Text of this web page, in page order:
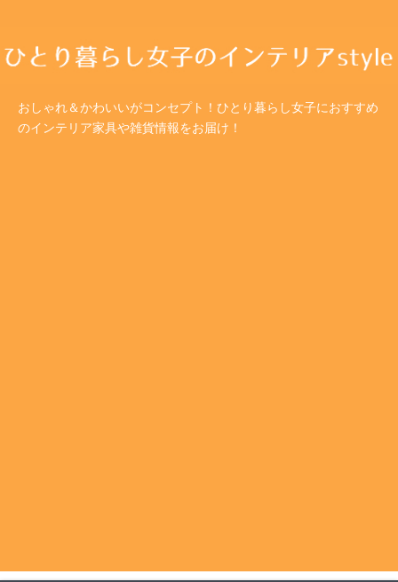
おしゃれ＆かわいいがコンセプト！ひとり暮らし女子におすすめ
のインテリア家具や雑貨情報をお届け！